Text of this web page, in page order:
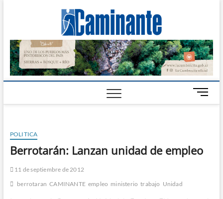
Digital
CALAMUCHITA
B
o
d
e
POLITICA
Berrotarán: Lanzan unidad de empleo
11 de septiembre de 2012
berrotaran CAMINANTE empleo ministerio trabajo Unidad